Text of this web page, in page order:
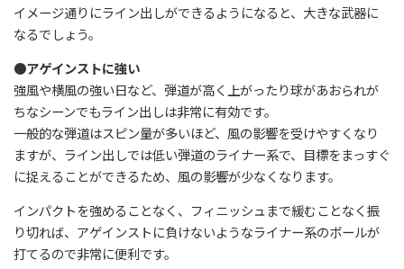
イメージ通りにライン出しができるようになると、大きな武器に
なるでしょう。
●アゲインストに強い
強風や横風の強い日など、弾道が高く上がったり球があおられが
ちなシーンでもライン出しは非常に有効です。
一般的な弾道はスピン量が多いほど、風の影響を受けやすくなり
ますが、ライン出しでは低い弾道のライナー系で、目標をまっすぐ
に捉えることができるため、風の影響が少なくなります。
インパクトを強めることなく、フィニッシュまで緩むことなく振
り切れば、アゲインストに負けないようなライナー系のボールが
打てるので非常に便利です。